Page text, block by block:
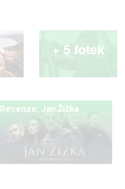
+ 5 fotek
Recenze: Jan Žižka